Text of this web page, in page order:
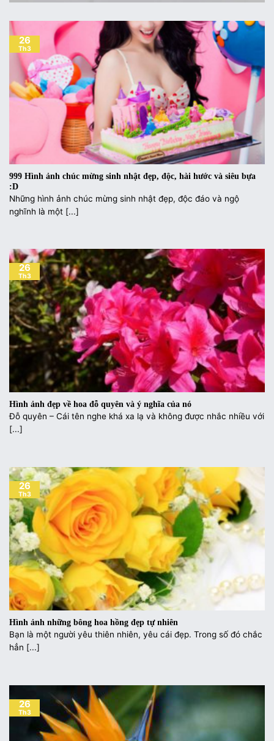
999 Hình ảnh chúc mừng sinh nhật đẹp, độc, hài hước và siêu bựa
:D
Những hình ảnh chúc mừng sinh nhật đẹp, độc đáo và ngộ
nghĩnh là một [...]
26
Th3
Hình ảnh đẹp về hoa đỗ quyên và ý nghĩa của nó
Đỗ quyên – Cái tên nghe khá xa lạ và không được nhắc nhiều với
[...]
26
Th3
Hình ảnh những bông hoa hồng đẹp tự nhiên
Bạn là một người yêu thiên nhiên, yêu cái đẹp. Trong số đó chắc
hẳn [...]
26
Th3
26
Th3